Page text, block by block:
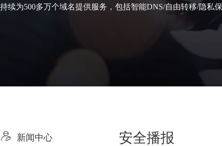
持续为500多万个域名提供服务，包括智能DNS/自由转移/隐私
 新闻中心 安全播报